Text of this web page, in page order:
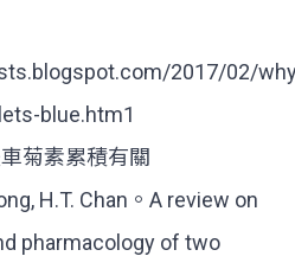
2017/02/
blue.htm1
菊素累積有關
H.T. Chan。A review on
pharmacology of two